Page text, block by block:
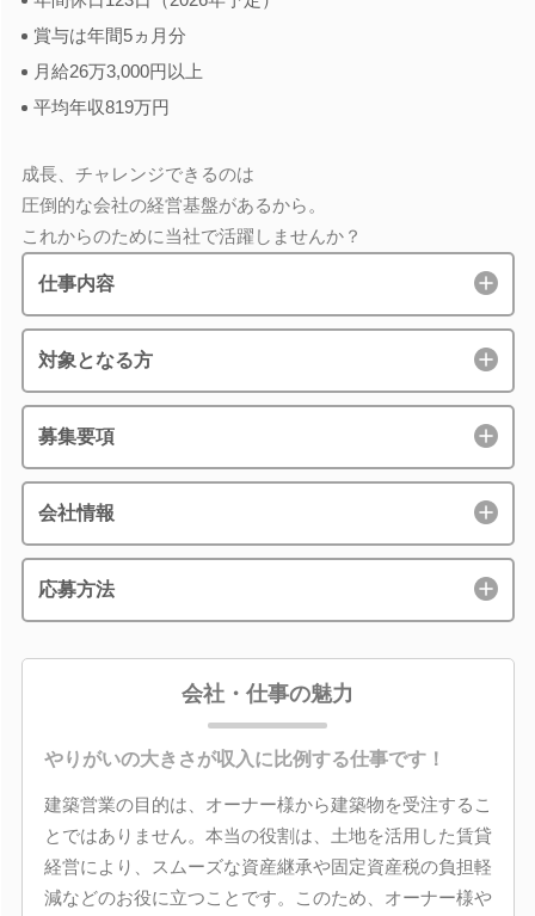
賞与は年間5ヵ月分
月給26万3,000円以上
平均年収819万円
成長、チャレンジできるのは
圧倒的な会社の経営基盤があるから。
これからのために当社で活躍しませんか？
仕事内容
対象となる方
募集要項
会社情報
応募方法
会社・仕事の魅力
やりがいの大きさが収入に比例する仕事です！
建築営業の目的は、オーナー様から建築物を受注するこ
とではありません。本当の役割は、土地を活用した賃貸
経営により、スムーズな資産継承や固定資産税の負担軽
減などのお役に立つことです。このため、オーナー様や